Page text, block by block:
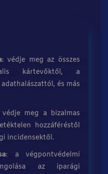
: védje meg az összes
kártevőktől, a
és más
meg a bizalmas
hozzáféréstől
incidensektől.
: a végpontvédelmi
az iparági